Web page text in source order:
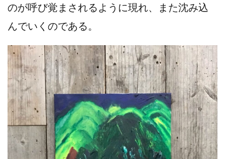
のが呼び覚まされるように現れ、また沈み込
んでいくのである。